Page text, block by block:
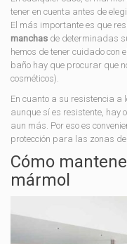
tener en cuenta antes de
El más importante es que
manchas de determinadas
hemos de tener cuidado con
baño hay que procurar que
cosméticos).
En cuanto a su resistencia a
aunque sí es resistente, hay
aun más. Por eso es
protección para las zonas
Cómo
mármol